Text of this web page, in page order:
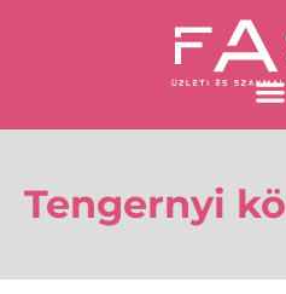
Tengernyi